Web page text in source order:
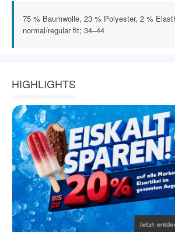
75 % Baumwolle, 23 % Polyester, 2 %
normal/regular fit; 34–44
HIGHLIGHTS